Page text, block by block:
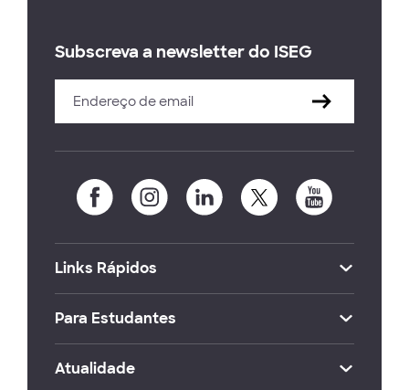
Subscreva a newsletter do ISEG
Links Rápidos
Para Estudantes
Atualidade